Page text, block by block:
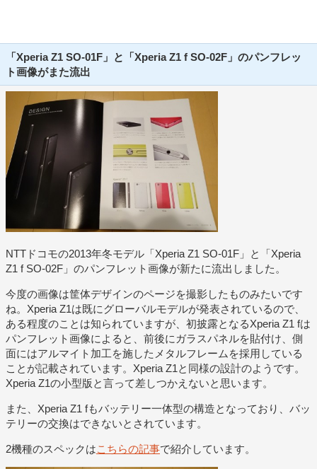
「Xperia Z1 SO-01F」と「Xperia Z1 f SO-02F」のパンフレッ
ト画像がまた流出
NTTドコモの2013年冬モデル「Xperia Z1 SO-01F」と「Xperia
Z1 f SO-02F」のパンフレット画像が新たに流出しました。
今度の画像は筐体デザインのページを撮影したものみたいです
ね。Xperia Z1は既にグローバルモデルが発表されているので、
ある程度のことは知られていますが、初披露となるXperia Z1 fは
パンフレット画像によると、前後にガラスパネルを貼付け、側
面にはアルマイト加工を施したメタルフレームを採用している
ことが記載されています。Xperia Z1と同様の設計のようです。
Xperia Z1の小型版と言って差しつかえないと思います。
また、Xperia Z1 fもバッテリー一体型の構造となっており、バッ
テリーの交換はできないとされています。
2機種のスペックはこちらの記事で紹介しています。